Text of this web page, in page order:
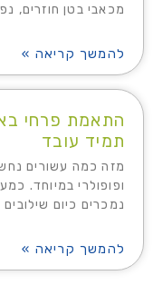
מכאבי בטן חוזרים,
להמשך קריאה »
התאמת פרחי
תמיד עובד
מזה כמה עשורים
ופופולרי במיוחד.
נמכרים כיום
להמשך קריאה »